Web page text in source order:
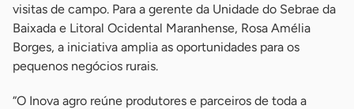
visitas de campo. Para a gerente da Unidade do Sebrae da
Baixada e Litoral Ocidental Maranhense, Rosa Amélia
Borges, a iniciativa amplia as oportunidades para os
pequenos negócios rurais.
“O Inova agro reúne produtores e parceiros de toda a